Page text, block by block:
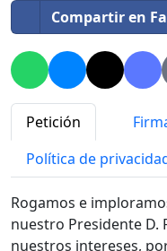
Compartir en
Petición
Política de
Rogamos e
nuestro Presidente D.
nuestros intereses,